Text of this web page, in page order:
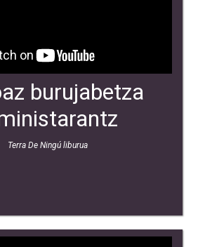
burujabetza
Terra De Ningú liburua